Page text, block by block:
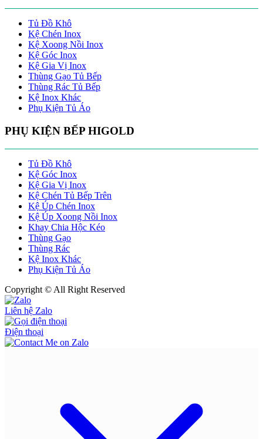
Tủ Đồ Khô
Kệ Chén Inox
Kệ Xoong Nồi Inox
Kệ Góc Inox
Kệ Gia Vị Inox
Thùng Gạo Tủ Bếp
Thùng Rác Tủ Bếp
Kệ Inox Khác
Phụ Kiện Tủ Áo
PHỤ KIỆN BẾP HIGOLD
Tủ Đồ Khô
Kệ Góc Inox
Kệ Gia Vị Inox
Kệ Chén Tủ Bếp Trên
Kệ Úp Chén Inox
Kệ Úp Xoong Nồi Inox
Khay Chia Hộc Kéo
Thùng Gạo
Thùng Rác
Kệ Inox Khác
Phụ Kiện Tủ Áo
Copyright © All Right Reserved
Liên hệ Zalo
Điện thoại